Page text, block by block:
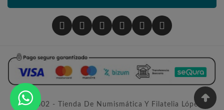
© 2002 - Tienda De Numismática Y Filatelia López